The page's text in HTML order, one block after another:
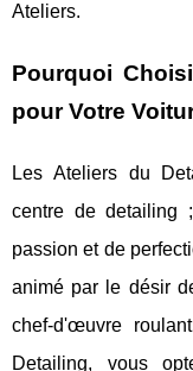
Ateliers.
Pourquoi
pour Votre
Les Ateliers du
centre de detailing
passion et de
animé par le désir
chef-d'œuvre
Detailing, vous